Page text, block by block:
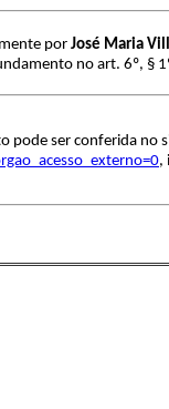
por José Maria
no art. 6º, §
pode ser conferida no
,